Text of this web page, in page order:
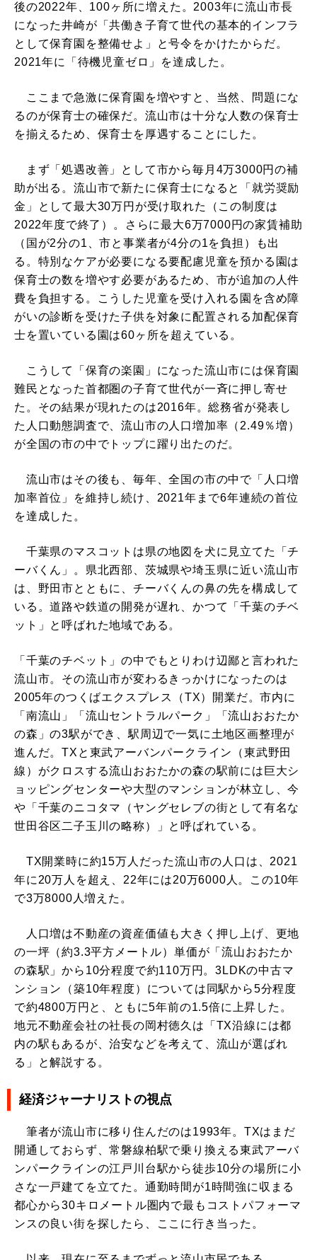
後の2022年、100ヶ所に増えた。2003年に流山市長
になった井崎が「共働き子育て世代の基本的インフラ
として保育園を整備せよ」と号令をかけたからだ。
2021年に「待機児童ゼロ」を達成した。
ここまで急激に保育園を増やすと、当然、問題にな
るのが保育士の確保だ。流山市は十分な人数の保育士
を揃えるため、保育士を厚遇することにした。
まず「処遇改善」として市から毎月4万3000円の補
助が出る。流山市で新たに保育士になると「就労奨励
金」として最大30万円が受け取れた（この制度は
2022年度で終了）。さらに最大6万7000円の家賃補助
（国が2分の1、市と事業者が4分の1を負担）も出
る。特別なケアが必要になる要配慮児童を預かる園は
保育士の数を増やす必要があるため、市が追加の人件
費を負担する。こうした児童を受け入れる園を含め障
がいの診断を受けた子供を対象に配置される加配保育
士を置いている園は60ヶ所を超えている。
こうして「保育の楽園」になった流山市には保育園
難民となった首都圏の子育て世代が一斉に押し寄せ
た。その結果が現れたのは2016年。総務省が発表し
た人口動態調査で、流山市の人口増加率（2.49％増）
が全国の市の中でトップに躍り出たのだ。
流山市はその後も、毎年、全国の市の中で「人口増
加率首位」を維持し続け、2021年まで6年連続の首位
を達成した。
千葉県のマスコットは県の地図を犬に見立てた「チ
ーバくん」。県北西部、茨城県や埼玉県に近い流山市
は、野田市とともに、チーバくんの鼻の先を構成して
いる。道路や鉄道の開発が遅れ、かつて「千葉のチベ
ット」と呼ばれた地域である。
「千葉のチベット」の中でもとりわけ辺鄙と言われた
流山市。その流山市が変わるきっかけになったのは
2005年のつくばエクスプレス（TX）開業だ。市内に
「南流山」「流山セントラルパーク」「流山おおたか
の森」の3駅ができ、駅周辺で一気に土地区画整理が
進んだ。TXと東武アーバンパークライン（東武野田
線）がクロスする流山おおたかの森の駅前には巨大シ
ョッピングセンターや大型のマンションが林立し、今
や「千葉のニコタマ（ヤングセレブの街として有名な
世田谷区二子玉川の略称）」と呼ばれている。
TX開業時に約15万人だった流山市の人口は、2021
年に20万人を超え、22年には20万6000人。この10年
で3万8000人増えた。
人口増は不動産の資産価値も大きく押し上げ、更地
の一坪（約3.3平方メートル）単価が「流山おおたか
の森駅」から10分程度で約110万円。3LDKの中古マ
ンション（築10年程度）については同駅から5分程度
で約4800万円と、ともに5年前の1.5倍に上昇した。
地元不動産会社の社長の岡村徳久は「TX沿線には都
内の駅もあるが、治安などを考えて、流山が選ばれ
る」と解説する。
経済ジャーナリストの視点
筆者が流山市に移り住んだのは1993年。TXはまだ
開通しておらず、常磐線柏駅で乗り換える東武アーバ
ンパークラインの江戸川台駅から徒歩10分の場所に小
さな一戸建てを立てた。通勤時間が1時間強に収まる
都心から30キロメートル圏内で最もコストパフォーマ
ンスの良い街を探したら、ここに行き当った。